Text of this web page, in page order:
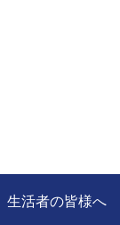
生活者の皆様へ